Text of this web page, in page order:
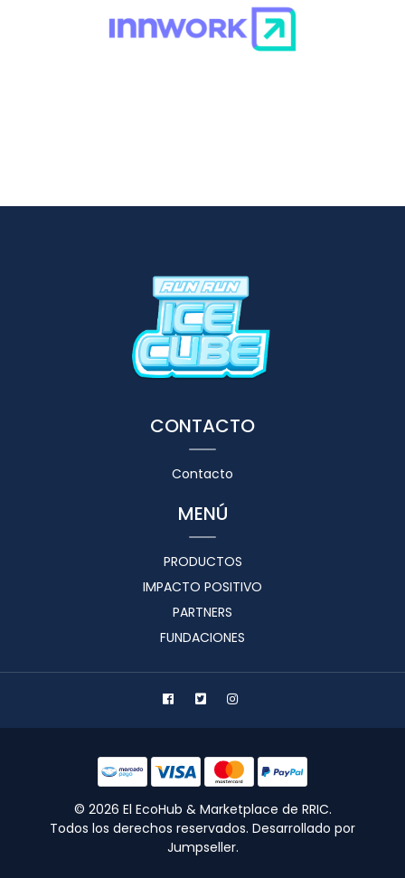
CONTACTO
Contacto
MENÚ
PRODUCTOS
IMPACTO POSITIVO
PARTNERS
FUNDACIONES
© 2026 El EcoHub & Marketplace de RRIC.
Todos los derechos reservados. Desarrollado por
Jumpseller.